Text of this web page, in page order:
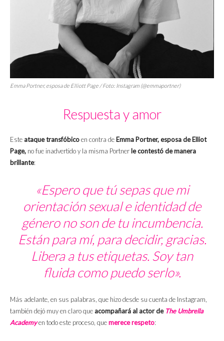
Emma Portner, esposa de Elliott Page / Foto: Instagram (@emmaportner)
Respuesta y amor
Este ataque transfóbicoen contra de Emma Portner, esposa de Elliot
Page, no fue inadvertido y la misma Portner le contestó de manera
brillante:
«Espero que tú sepas que mi
orientación sexual e identidad de
género no son de tu incumbencia.
Están para mí, para decidir, gracias.
Libera a tus etiquetas. Soy tan
fluida como puedo serlo».
Más adelante, en sus palabras, que hizo desde su cuenta de Instagram,
también dejó muy en claro que acompañará al actor de The Umbrella
Academyen todo este proceso, quemerece respeto: